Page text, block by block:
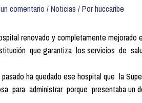
comentario /Noticias / Porhuccaribe
renovado y completamente
que garantiza los servicios de
pasado ha quedado ese hospital que la
para administrar porque presentaba un